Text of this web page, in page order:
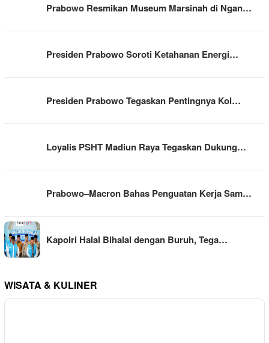
Prabowo Resmikan Museum Marsinah di Ngan…
Presiden Prabowo Soroti Ketahanan Energi…
Presiden Prabowo Tegaskan Pentingnya Kol…
Loyalis PSHT Madiun Raya Tegaskan Dukung…
Prabowo–Macron Bahas Penguatan Kerja Sam…
Kapolri Halal Bihalal dengan Buruh, Tega…
WISATA & KULINER